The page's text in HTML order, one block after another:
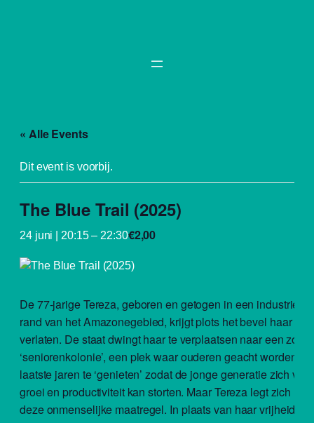
« Alle Events
Dit event is voorbij.
The Blue Trail (2025)
24 juni | 20:15– 22:30€2,00
De 77-jarige Tereza, geboren en getogen in een
rand van het Amazonegebied, krijgt plots het bevel haar
verlaten. De staat dwingt haar te verplaatsen naar een
‘seniorenkolonie’, een plek waar ouderen geacht worden
laatste jaren te ‘genieten’ zodat de jonge generatie zich
groei en productiviteit kan storten. Maar Tereza legt zich
deze onmenselijke maatregel. In plaats van haar vrijheid op